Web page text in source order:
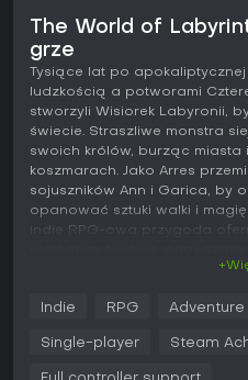
The World of
grze
Tysiące lat po
ludzkością a potworami
stworzyli Wisiorek Labyronii,
świecie. Straszliwe monstra
swoich królów, burząc miasta
koszmarach. Jako Arres
sojuszników Ann i Garica, by
opanować sztuki walki i
indie RPG-owa przygoda
nagradza eksplorację
strategicznych walkach z
ekwipunek do zmieniających
w serii to idealny punkt
Indie RPG Adventure
Single-player Steam